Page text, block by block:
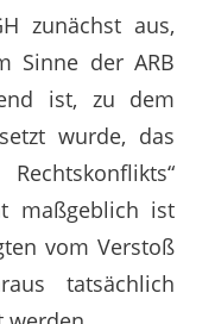
zunächst aus,
Sinne der ARB
ist, zu dem
wurde, das
maßgeblich ist
vom Verstoß
tatsächlich